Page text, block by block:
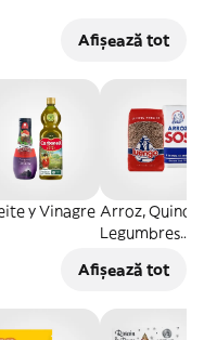
Afișează tot
y Vinagre Arroz, Quinoa
Legumbres
Afișează tot